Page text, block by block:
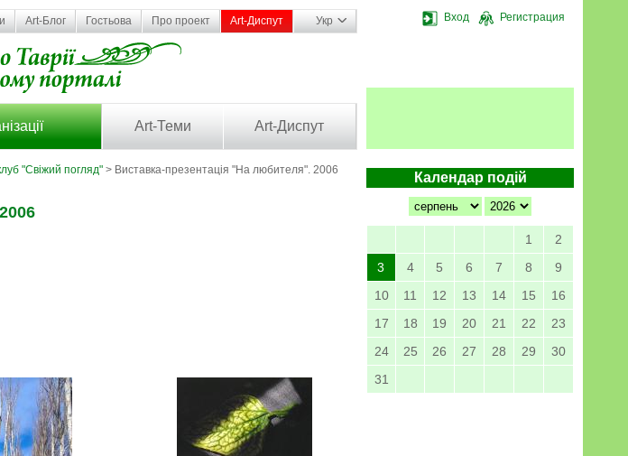
Вход Регистрация
Art-Блог Гостьова Про проект Art-Диспут Укр
Art-Теми Art-Диспут
Календар подій
1
2
3
4 5 6 7 8
9
10
11 12 13 14 15
16
17
18 19 20 21 22
23
24
25 26 27 28 29
30
31
"Свіжий погляд" > Виставка-презентація "На любителя". 2006